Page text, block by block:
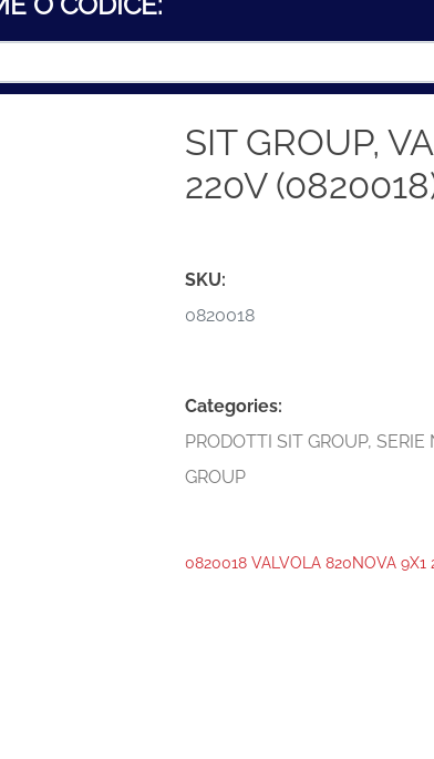
SIT GROUP,
220V
SKU:
0820018
Categories:
PRODOTTI SIT GROUP,SERIE
GROUP
0820018 VALVOLA 820NOVA 9X1